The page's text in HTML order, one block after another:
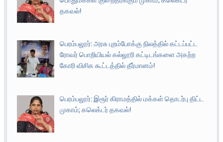
தகவல்!
பெரம்பலூர்: அரசு புறம்போக்கு நிலத்தில் கட்டப்பட்ட
ரோவர் பொறியியல் கல்லூரி கட்டிடங்களை அகற்ற
கோரி விசிக கூட்டத்தில் தீர்மானம்!
பெரம்பலூர்: இரூர் கிராமத்தில் மக்கள் தொடர்பு திட்ட
முகாம்; கலெக்டர் தகவல்!